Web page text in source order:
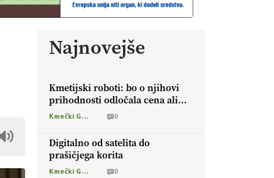
Najnovejše
Kmetijski roboti: bo o njihovi
prihodnosti odločala cena ali
prednosti za kmetijo?
Kmečki Glas 0
Digitalno od satelita do
prašičjega korita
Kmečki Glas 0